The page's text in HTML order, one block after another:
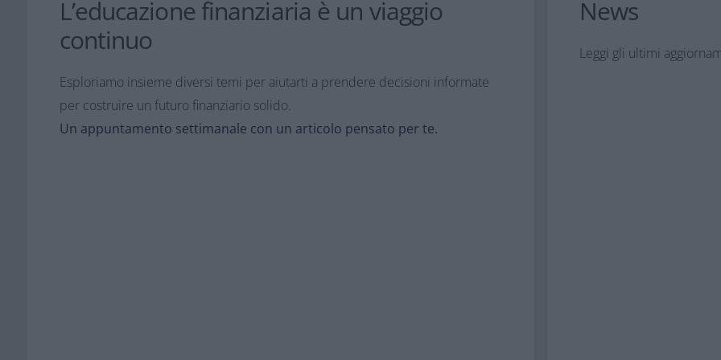
L’educazione finanziaria è un viaggio
continuo
Esploriamo insieme diversi temi per aiutarti a prendere decisioni informate
per costruire un futuro finanziario solido.
Un appuntamento settimanale con un articolo pensato per te.
News
Leggi gli ultimi